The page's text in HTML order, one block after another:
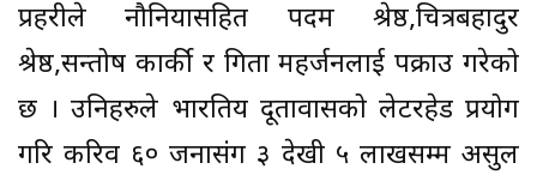
प्रहरीले नौनियासहित पदम श्रेष्ठ,चित्रबहादुर
श्रेष्ठ,सन्तोष कार्की र गिता महर्जनलाई पक्राउ गरेको
छ । उनिहरुले भारतिय दूतावासको लेटरहेड प्रयोग
गरि करिव ६० जनासंग ३ देखी ५ लाखसम्म असुल